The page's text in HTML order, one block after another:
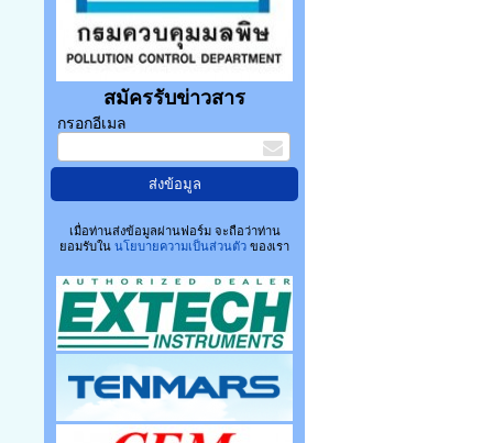
สมัครรับข่าวสาร
กรอกอีเมล
เมื่อท่านส่งข้อมูลผ่านฟอร์ม จะถือว่าท่าน
ยอมรับใน นโยบายความเป็นส่วนตัวของเรา